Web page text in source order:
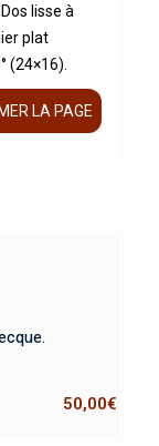
lisse à
plat
(24×16).
LA PAGE
50,00€